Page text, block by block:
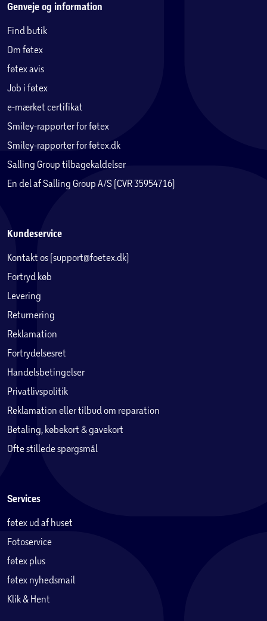
Genveje og information
Find butik
Om føtex
føtex avis
Job i føtex
e-mærket certifikat
Smiley-rapporter for føtex
Smiley-rapporter for føtex.dk
Salling Group tilbagekaldelser
En del af Salling Group A/S (CVR 35954716)
Kundeservice
Kontakt os (support@foetex.dk)
Fortryd køb
Levering
Returnering
Reklamation
Fortrydelsesret
Handelsbetingelser
Privatlivspolitik
Reklamation eller tilbud om reparation
Betaling, købekort & gavekort
Ofte stillede spørgsmål
Services
føtex ud af huset
Fotoservice
føtex plus
føtex nyhedsmail
Klik & Hent